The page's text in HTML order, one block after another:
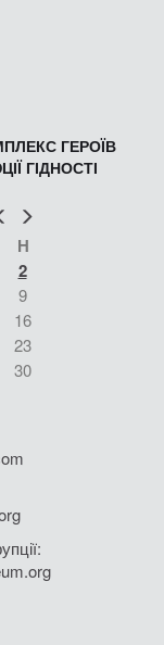
ГЕРОЇВ
ГІДНОСТІ
Попер
Н
2
9
16
23
30